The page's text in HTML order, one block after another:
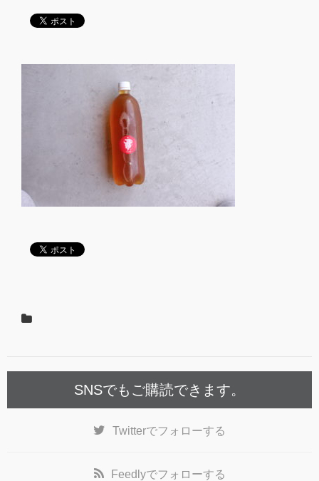
SNSでもご購読できます。
Twitterでフォローする
Feedlyでフォローする